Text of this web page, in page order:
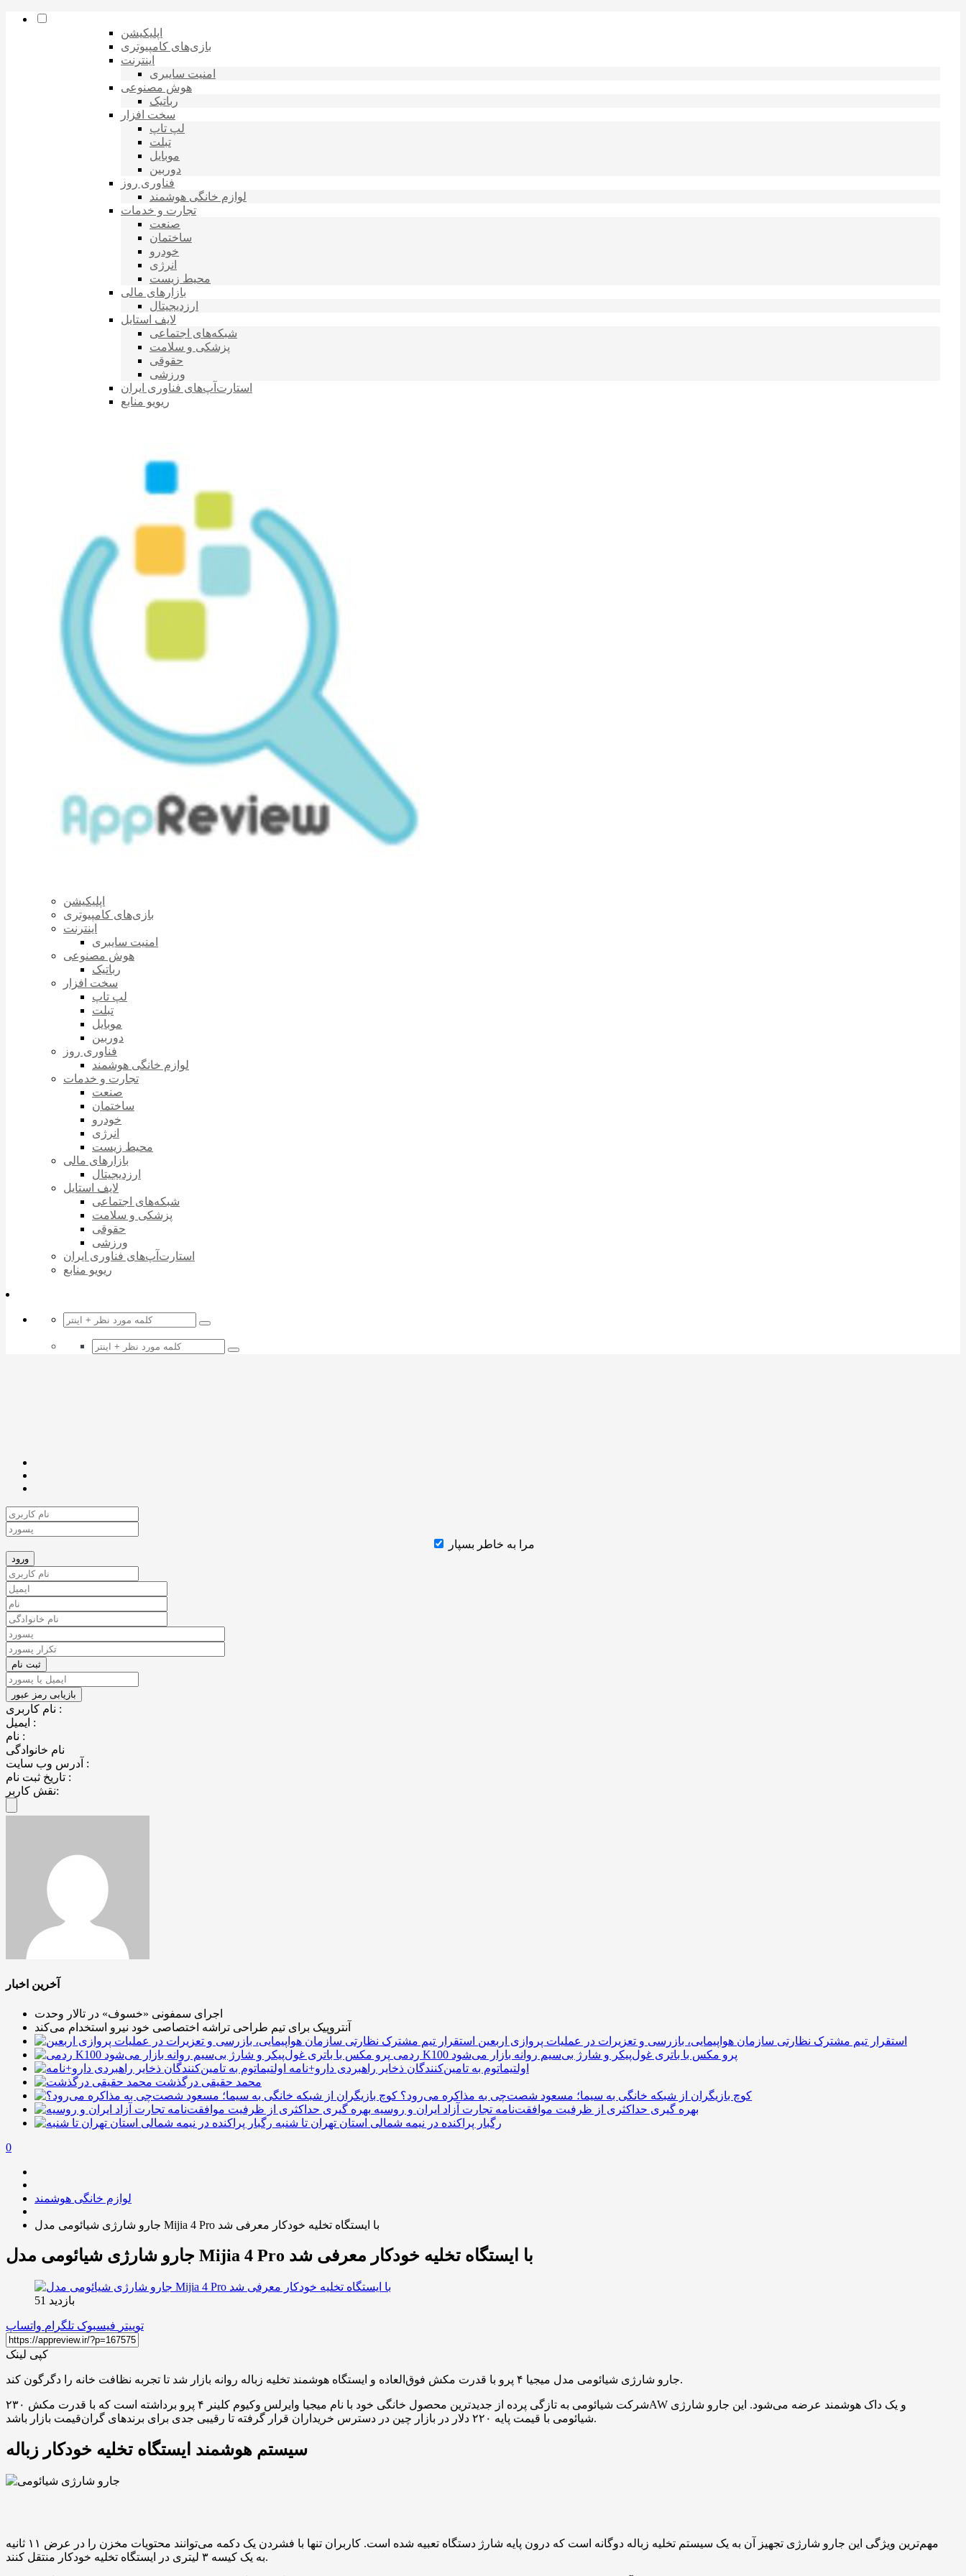
اپلیکیشن
بازی‌های کامپیوتری
اینترنت
امنیت سایبری
هوش مصنوعی
رباتیک
سخت افزار
لپ تاپ
تبلت
موبایل
دوربین
فناوری روز
لوازم خانگی هوشمند
تجارت و خدمات
صنعت
ساختمان
خودرو
انرژی
محیط زیست
بازارهای مالی
ارزدیجیتال
لایف استایل
شبکه‌های اجتماعی
پزشکی و سلامت
حقوقی
ورزشی
استارت‌آپ‌های فناوری ایران
ریویو منابع
اپلیکیشن
بازی‌های کامپیوتری
اینترنت
امنیت سایبری
هوش مصنوعی
رباتیک
سخت افزار
لپ تاپ
تبلت
موبایل
دوربین
فناوری روز
لوازم خانگی هوشمند
تجارت و خدمات
صنعت
ساختمان
خودرو
انرژی
محیط زیست
بازارهای مالی
ارزدیجیتال
لایف استایل
شبکه‌های اجتماعی
پزشکی و سلامت
حقوقی
ورزشی
استارت‌آپ‌های فناوری ایران
ریویو منابع
مرا به خاطر بسپار
نام کاربری :
ایمیل :
نام :
نام خانوادگی
آدرس وب سایت :
تاریخ ثبت نام :
نقش کاربر:
آخرین اخبار
اجرای سمفونی «خسوف» در تالار وحدت
آنتروپیک برای تیم طراحی تراشه اختصاصی خود نیرو استخدام می‌کند
استقرار تیم مشترک نظارتی سازمان هواپیمایی، بازرسی و تعزیرات در عملیات پروازی اربعین
ردمی K100 پرو مکس با باتری غول‌پیکر و شارژ بی‌سیم روانه بازار می‌شود
اولتیماتوم به تامین‌کنندگان ذخایر راهبردی دارو+نامه
محمد حقیقی درگذشت
کوچ بازیگران از شبکه خانگی به سیما؛ مسعود شصت‌چی به مذاکره می‌رود؟
بهره گیری حداکثری از ظرفیت موافقت‌نامه تجارت آزاد ایران و روسیه
رگبار پراکنده در نیمه شمالی استان تهران تا شنبه
0
لوازم خانگی هوشمند
جارو شارژی شیائومی مدل Mijia 4 Pro با ایستگاه تخلیه خودکار معرفی شد
جارو شارژی شیائومی مدل Mijia 4 Pro با ایستگاه تخلیه خودکار معرفی شد
بازدید 51
توییتر فیسبوک تلگرام واتساپ
کپی لینک
جارو شارژی شیائومی مدل میجیا ۴ پرو با قدرت مکش فوق‌العاده و ایستگاه هوشمند تخلیه زباله روانه بازار شد تا تجربه نظافت خانه را دگرگون کند.
شرکت شیائومی به تازگی پرده از جدیدترین محصول خانگی خود با نام میجیا وایرلس وکیوم کلینر ۴ پرو برداشته است که با قدرت مکش ۲۳۰AW و یک داک هوشمند عرضه می‌شود. این جارو شارژی
شیائومی با قیمت پایه ۲۲۰ دلار در بازار چین در دسترس خریداران قرار گرفته تا رقیبی جدی برای برندهای گران‌قیمت بازار باشد.
سیستم هوشمند ایستگاه تخلیه خودکار زباله
مهم‌ترین ویژگی این جارو شارژی تجهیز آن به یک سیستم تخلیه زباله دوگانه است که درون پایه شارژ دستگاه تعبیه شده است. کاربران تنها با فشردن یک دکمه می‌توانند محتویات مخزن را در عرض ۱۱ ثانیه
به یک کیسه ۳ لیتری در ایستگاه تخلیه خودکار منتقل کنند.